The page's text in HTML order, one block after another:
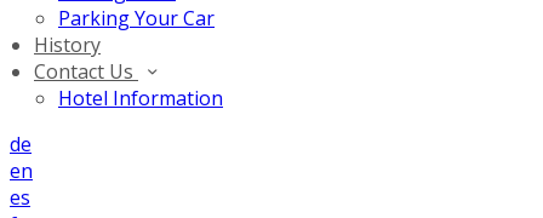
Parking Your Car
History
Contact Us
Hotel Information
de
en
es